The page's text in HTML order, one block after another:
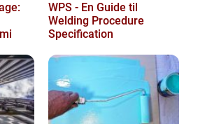
WPS - En Guide til
Welding Procedure
Specification